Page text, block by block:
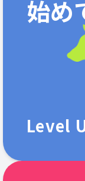
始め
Level